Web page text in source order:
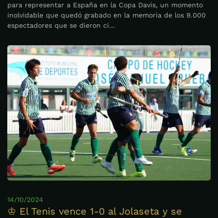
para representar a España en la Copa Davis, un momento
inolvidable que quedó grabado en la memoria de los 9.000
espectadores que se dieron ci…
14/10/2024
♔ El Tenis vence 1-0 al Jolaseta y se